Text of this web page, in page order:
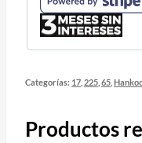
Categorías: 17 225 65
Productos